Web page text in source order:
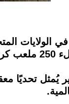
نصف متر.
يُمثل تحديًا